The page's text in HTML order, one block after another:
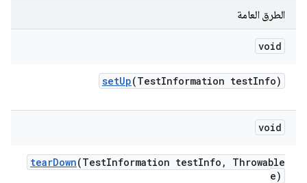
الطرق العامة
void
setUp(TestInformation testInfo)
void
tearDown(TestInformation testInfo ,
Throwable
e)